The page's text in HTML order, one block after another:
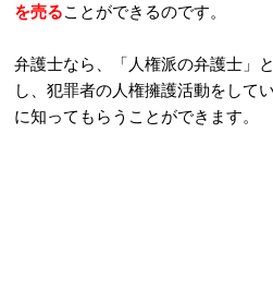
を売ることができるのです。
弁護士なら、「人権派の弁護士」
し、犯罪者の人権擁護活動をして
に知ってもらうことができます。